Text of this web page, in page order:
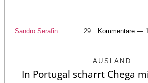
Sandro Serafin 29 Kommentare —
AUSLAND
In Portugal scharrt Chega